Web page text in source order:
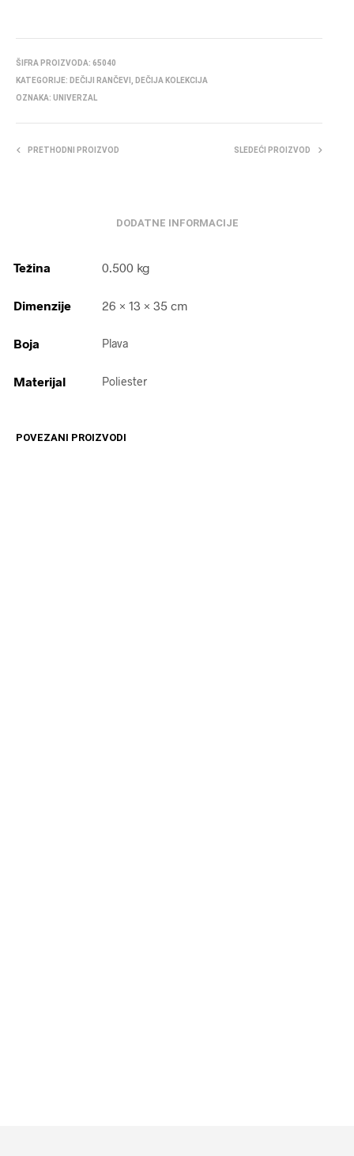
ŠIFRA PROIZVODA: 65040
KATEGORIJE: DEČIJI RANČEVI
DEČIJA KOLEKCIJA
OZNAKA: UNIVERZAL
PRETHODNI PROIZVOD SLEDEĆI PROIZVOD
DODATNE INFORMACIJE
Težina 0.500 kg
Dimenzije 26 × 13 × 35 cm
Boja Plava
Materijal Poliester
POVEZANI PROIZVODI